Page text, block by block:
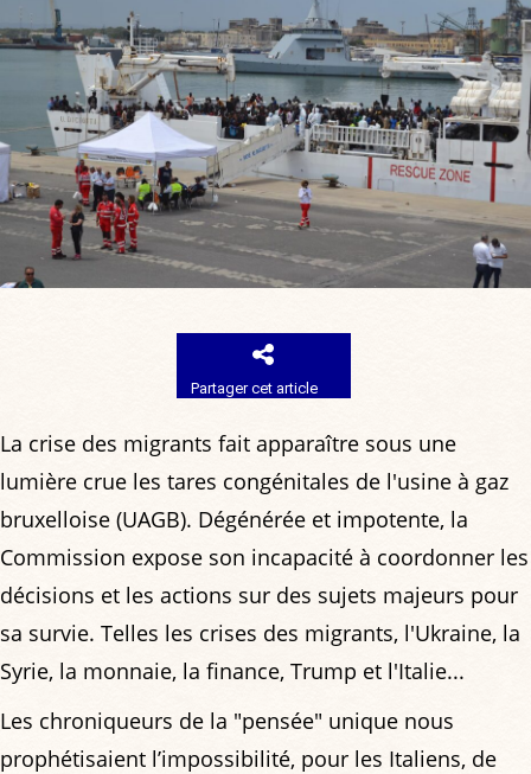
Partager cet article
La crise des migrants fait apparaître sous une
lumière crue les tares congénitales de l'usine à gaz
bruxelloise (UAGB). Dégénérée et impotente, la
Commission expose son incapacité à coordonner les
décisions et les actions sur des sujets majeurs pour
sa survie. Telles les crises des migrants, l'Ukraine, la
Syrie, la monnaie, la finance, Trump et l'Italie...
Les chroniqueurs de la "pensée" unique nous
prophétisaient l’impossibilité, pour les Italiens, de